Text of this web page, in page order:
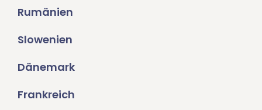
Rumänien
Slowenien
Dänemark
Frankreich